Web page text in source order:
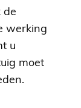
de
werking
u
moet